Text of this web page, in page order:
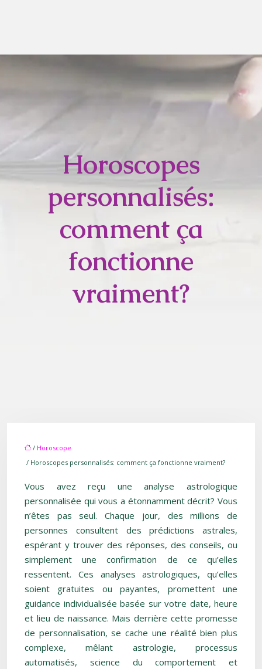
Horoscopes
personnalisés:
comment ça
fonctionne
vraiment?
/ Horoscope
/ Horoscopes personnalisés: comment ça fonctionne vraiment?
Vous avez reçu une analyse astrologique
personnalisée qui vous a étonnamment décrit? Vous
n’êtes pas seul. Chaque jour, des millions de
personnes consultent des prédictions astrales,
espérant y trouver des réponses, des conseils, ou
simplement une confirmation de ce qu’elles
ressentent. Ces analyses astrologiques, qu’elles
soient gratuites ou payantes, promettent une
guidance individualisée basée sur votre date, heure
et lieu de naissance. Mais derrière cette promesse
de personnalisation, se cache une réalité bien plus
complexe, mêlant astrologie, processus
automatisés, science du comportement et